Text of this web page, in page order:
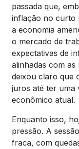
passada que,
inflação no curto
a economia
o mercado de
expectativas de
alinhadas com as
deixou claro que
juros até ter uma
econômico atual.
Enquanto isso,
pressão. A
fraca, com